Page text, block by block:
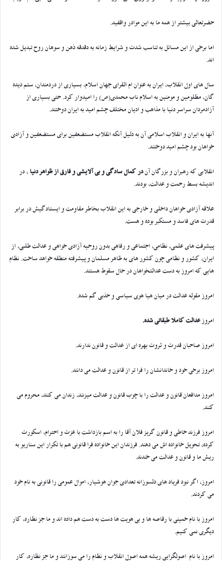
حضرتعالی بیشتر از همه ما به این موادر واقفید.
اما برخی از این مسائل به تناسب شدت و شرایط زمانه به دقدقه ذهن و سوهان روح تبدیل شده
اند.
سال های اول انقلاب، ایران به عنوان ام القرای جهان اسلام، بسیاری از دردمندان، ستم دیده
گان، مظلومین و مومنین به اسلام ناب محمدی(ص) را امیدوار کرد. حتی بسیاری از
آزادمردان سراسر دنیا با مذاهب و ادیان مختلف چشم امید به ایران دوختند.
آنها به ایران و انقلاب اسلامی آن به دلیل آنکه انقلاب مستضعفین برای مستضعفین و آزادی
خواهان بود چشم امید دوختند.
انقلابی که رهبران و بزرگان آندر کمال سادگی و بی آلایشی و فارق از ظواهر دنیا ، در
اندیشه بسط رحمت و عدالت، بودند.
علاقه آزادی خواهان داخلی و خارجی به این انقلاب بخاطر مقاومت و ایستادگیش در برابر
قدرت های فاسد و مستکبر بوده و هست.
پیشرفت های علمی، نظامی، اجتماعی و رفاهی بدون روحیه آزادی خواهی و عدالت طلبی، از
ایران، کشور و نظامی چون کشور های به ظاهر مسلمان و پیشرفته منطقه خواهد ساخت. نظام
هایی که امروز به دست عدالتخواهان در حال سقوط هستند.
امروز مقوله عدالت در میان هیا هوی سیاسی و حذبی گم شده.
امروزعدالت کاملا طبقاتی شده.
امروز صاحبان قدرت و ثروت بهره ای از عدالت و قانون ندارند.
امروز برخی خود و خاندانشان را فرا تر از قانون و عدالت می دانند.
امروز مدافعان قانون و عدالت را با چوب قانون و عدالت میزنند، زندان می کنند، محروم می
کنند.
امروز فرزند خاطی و قانون گریز فلان آقا را به اسم بازداشت با عزت و احترام، اسکورت
کرده، تحویل خانواده اش می دهند. فرزندان این خانواده فرا قانونی هم با تکرار این سناریو به
ریش ما و قانون و عدالت می خندند.
امروز، اگر نبود فریاد های دلسوزانه تعدادی جوان هوشیار، اموال عمومی را قانونی به نام خود
می کردند.
امروز با نام خمینی با رقاصه ها و بی هویت ها دست به دست هم داده اند و ما جز نظاره، کار
دیگری نمی کنیم.
امروز با نام اصولگرایی ریشه همه اصول انقلاب و نظام را می سوزانند و ما جز نظاره، کار